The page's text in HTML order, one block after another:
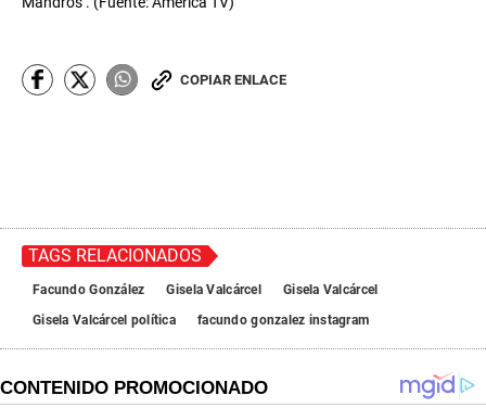
s
o
d
s
COPIAR ENLACE
TAGS RELACIONADOS
Facundo González Gisela Valcárcel
Gisela Valcárcel
Gisela Valcárcel política
facundo gonzalez instagram